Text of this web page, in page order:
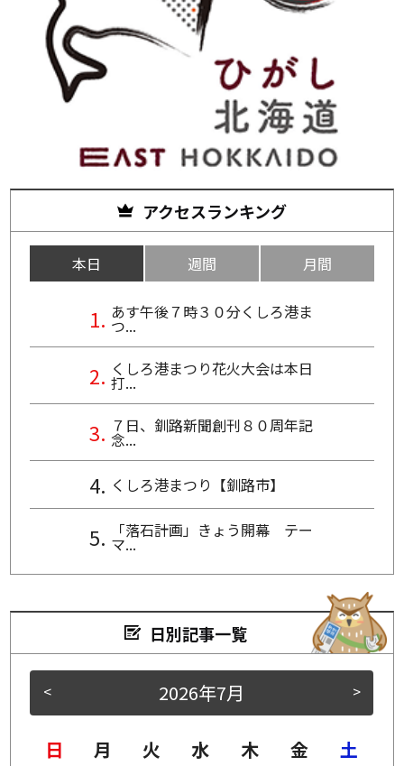
アクセスランキング
本日 週間 月間
あす午後７時３０分くしろ港ま
つ...
くしろ港まつり花火大会は本日
打...
７日、釧路新聞創刊８０周年記
念...
くしろ港まつり【釧路市】
「落石計画」きょう開幕 テー
マ...
日別記事一覧
< >
2026年7月
日 月 火 水 木 金
土